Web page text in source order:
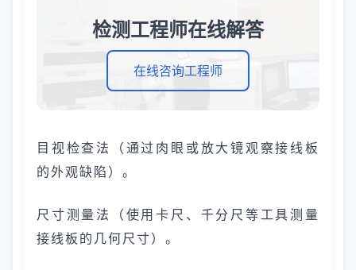
检测工程师在线解答
在线咨询工程师
目视检查法（通过肉眼或放大镜观察接线板
的外观缺陷）。
尺寸测量法（使用卡尺、千分尺等工具测量
接线板的几何尺寸）。